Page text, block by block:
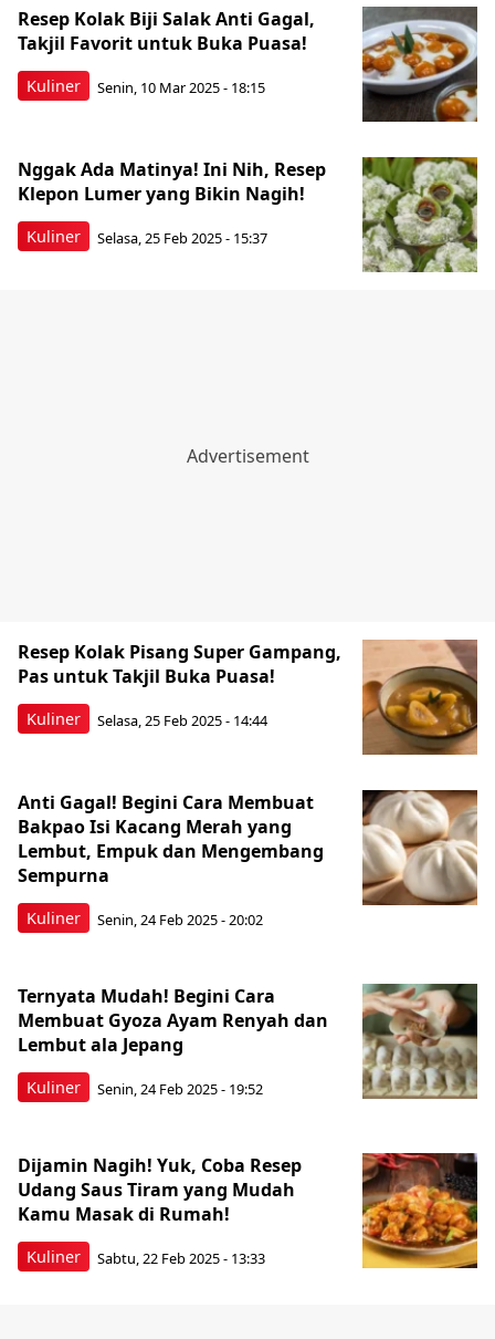
Kuliner
Resep Kolak Biji Salak Anti Gagal,
Takjil Favorit untuk Buka Puasa!
Senin, 10 Mar 2025 - 18:15
Kuliner
Nggak Ada Matinya! Ini Nih, Resep
Klepon Lumer yang Bikin Nagih!
Selasa, 25 Feb 2025 - 15:37
Kuliner
Resep Kolak Pisang Super Gampang,
Pas untuk Takjil Buka Puasa!
Selasa, 25 Feb 2025 - 14:44
Kuliner
Anti Gagal! Begini Cara Membuat
Bakpao Isi Kacang Merah yang
Lembut, Empuk dan Mengembang
Sempurna
Senin, 24 Feb 2025 - 20:02
Kuliner
Ternyata Mudah! Begini Cara
Membuat Gyoza Ayam Renyah dan
Lembut ala Jepang
Senin, 24 Feb 2025 - 19:52
Kuliner
Dijamin Nagih! Yuk, Coba Resep
Udang Saus Tiram yang Mudah
Kamu Masak di Rumah!
Sabtu, 22 Feb 2025 - 13:33